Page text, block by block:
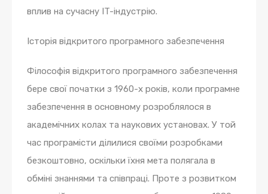
вплив на сучасну IT-індустрію.
Історія відкритого програмного забезпечення
Філософія відкритого програмного забезпечення
бере свої початки з 1960-х років, коли програмне
забезпечення в основному розроблялося в
академічних колах та наукових установах. У той
час програмісти ділилися своїми розробками
безкоштовно, оскільки їхня мета полягала в
обміні знаннями та співпраці. Проте з розвитком